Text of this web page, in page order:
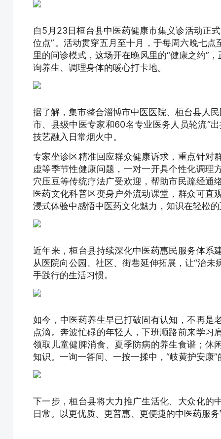
自5月23日桓台县中医药健康市集义诊活动正
位点”。活动贯穿五月至十月，于每周六晚七
里的问诊模式，这场开在晚风里的“健康之约”
询养生、调理身体的暖心打卡地。
据了解，集市整合淄博市中医医院、桓台县人
市、县级中医专家和60名专业医务人员轮流“
技艺融入日常烟火中。
专家坐诊区精准回应群众健康诉求，重点针对
虚等季节性健康问题，一对一开具个性化调理
穴压豆等传统疗法广受欢迎，帮助市民疏经通
医药文化科普区变身户外流动课堂，群众可直
浸式体验中感悟中医药文化魅力，知识在轻松
近年来，桓台县持续深化中医药惠民服务体系
从医院向公园、社区、街巷延伸拓展，让“治未
手践行的生活习惯。
如今，中医药养生早已打破固有认知，不再是
点滴。奔波忙碌的年轻人，下班顺路前来学习
领取儿童健脾消食、夏季防病的养生食谱；休
知识。一询一答间、一按一揉中，“岐黄护安康
下一步，桓台县将大力推广生活化、大众化的
日常。以更优质、更普惠、更便捷的中医药服